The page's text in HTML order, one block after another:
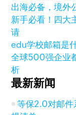
出海必备，境外
新手必看！四大
请
edu学校邮箱是
全球500强企业
析
最新新闻
等保2.0对邮件